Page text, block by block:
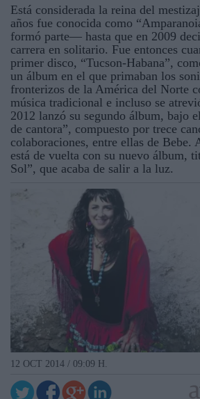
Está considerada la reina del
años fue conocida como
formó parte— hasta que en 2009
carrera en solitario. Fue entonces
primer disco, “Tucson-Habana”,
un álbum en el que primaban los
fronterizos de la América del Norte
música tradicional e incluso se
2012 lanzó su segundo álbum, bajo
de cantora”, compuesto por trece
colaboraciones, entre ellas de Bebe.
está de vuelta con su nuevo álbum,
Sol”, que acaba de salir a la luz.
12 OCT 2014 / 09:09 H.